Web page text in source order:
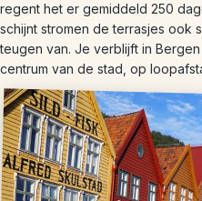
regent het er gemiddeld 250
schijnt stromen de terrasjes ook
teugen van. Je verblijft in
centrum van de stad, op